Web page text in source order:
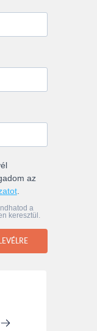
az
.
a
keresztül.